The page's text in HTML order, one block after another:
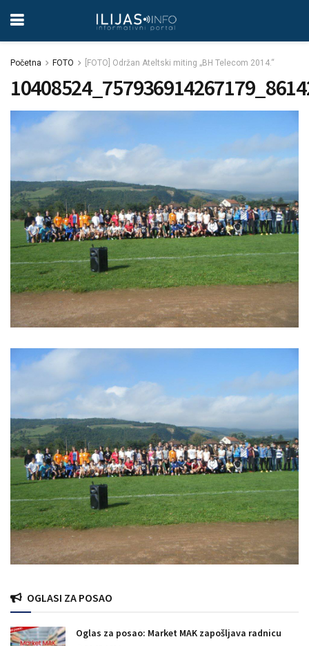
Početna FOTO [FOTO] Održan Ateltski miting „BH Telecom 2014.“
OGLASI ZA POSAO
Oglas za posao: Market MAK zapošljava radnicu